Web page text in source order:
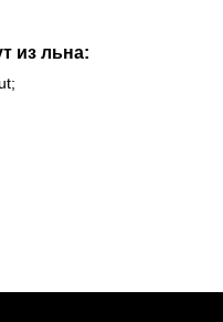
из льна: